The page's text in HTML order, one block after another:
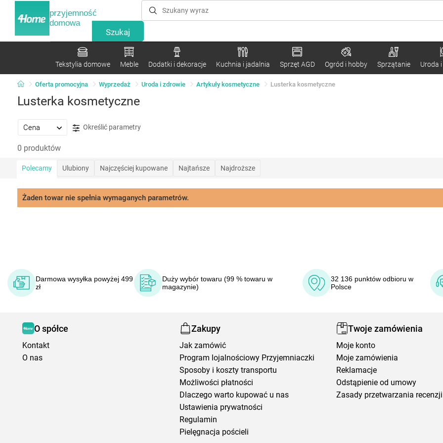
przyjemność
domowa
Tekstylia domowe Meble Dodatki i dekoracje Kuchnia i jadalnia Sprzęt AGD Ogród i hobby Sprzątanie Uroda
Oferta promocyjna Wyprzedaż Uroda i zdrowie Artykuły kosmetyczne Lusterka kosmetyczne
Lusterka kosmetyczne
Cena Określić parametry
0 produktów
Polecamy Ulubiony Najczęściej kupowane Najtańsze Najdroższe
Żaden towar nie spełnia wymaganych parametrów.
Darmowa wysyłka powyżej 499
zł
Duży wybór towaru (99 % towaru w
magazynie)
32 136 punktów odbioru w
Polsce
O spółce
Kontakt
O nas
Zakupy
Jak zamówić
Program lojalnościowy Przyjemniaczki
Sposoby i koszty transportu
Możliwości płatności
Dlaczego warto kupować u nas
Ustawienia prywatności
Regulamin
Pielęgnacja pościeli
Twoje zamówienia
Moje konto
Moje zamówienia
Reklamacje
Odstąpienie od umowy
Zasady przetwarzania recenzji